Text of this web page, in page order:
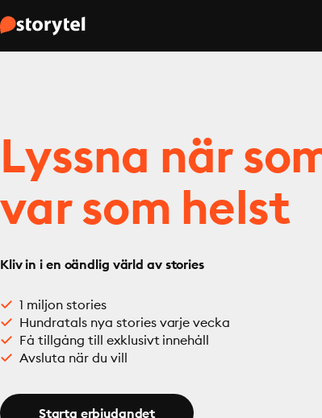
Lyssna när
var som helst
Kliv in i en oändlig värld av stories
1 miljon stories
Hundratals nya stories varje vecka
Få tillgång till exklusivt innehåll
Avsluta när du vill
Starta erbjudandet